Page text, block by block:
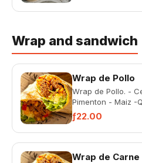
Wrap and sandwich
Wrap de Pollo
Wrap de Pollo. -
Pimenton - Maiz -
ƒ22.00
Wrap de Carne